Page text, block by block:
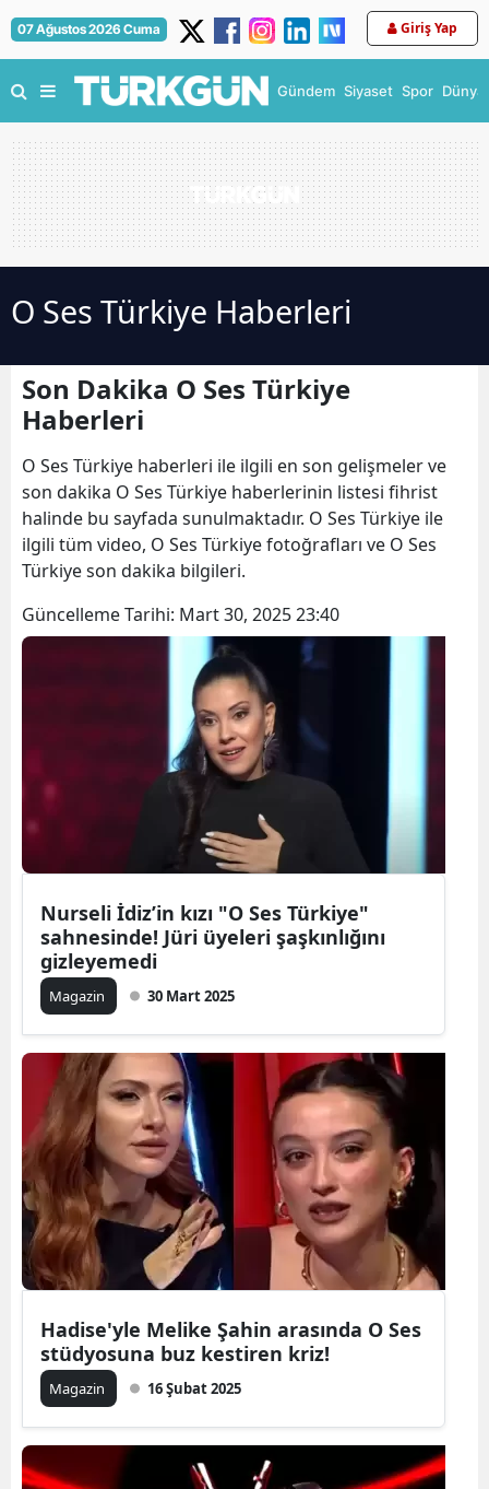
07 Ağustos 2026 Cuma Giriş Yap
Gündem Siyaset Spor Dünya
O Ses Türkiye Haberleri
Son Dakika O Ses Türkiye
Haberleri
O Ses Türkiye haberleri ile ilgili en son gelişmeler ve
son dakika O Ses Türkiye haberlerinin listesi fihrist
halinde bu sayfada sunulmaktadır. O Ses Türkiye ile
ilgili tüm video, O Ses Türkiye fotoğrafları ve O Ses
Türkiye son dakika bilgileri.
Güncelleme Tarihi: Mart 30, 2025 23:40
Nurseli İdiz’in kızı "O Ses Türkiye"
sahnesinde! Jüri üyeleri şaşkınlığını
gizleyemedi
Magazin 30 Mart 2025
Hadise'yle Melike Şahin arasında O Ses
stüdyosuna buz kestiren kriz!
Magazin 16 Şubat 2025